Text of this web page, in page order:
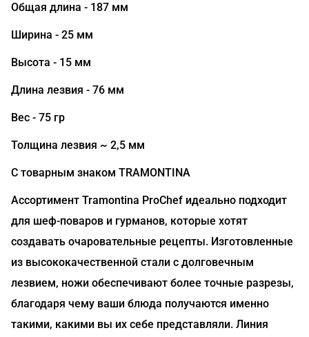
Общая длина - 187 мм
Ширина - 25 мм
Высота - 15 мм
Длина лезвия - 76 мм
Вес - 75 гр
Толщина лезвия ~ 2,5 мм
С товарным знаком TRAMONTINA
Ассортимент Tramontina ProChef идеально подходит
для шеф-поваров и гурманов, которые хотят
создавать очаровательные рецепты. Изготовленные
из высококачественной стали с долговечным
лезвием, ножи обеспечивают более точные разрезы,
благодаря чему ваши блюда получаются именно
такими, какими вы их себе представляли. Линия